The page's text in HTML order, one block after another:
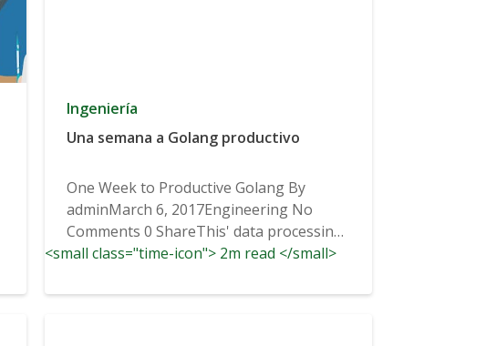
Ingeniería
Una semana a Golang productivo
One Week to Productive Golang By
adminMarch 6, 2017Engineering No
Comments 0 ShareThis' data processing
pipeline...
<small class="time-icon"> 2m read </small>